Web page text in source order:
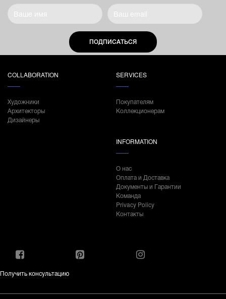
ПОДПИСАТЬСЯ
COLLABORATION
Художники
Архитекторы
Дизайнеры
SERVICES
Покупателям
Коллекционерам
INFORMATION
О нас
Оплата и Доставка
Документы и Гарантии
Команда
Privacy Policy
Контакты
Получить консультацию